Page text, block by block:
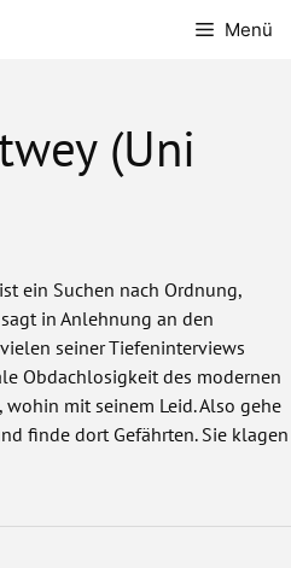
Menü
(Uni
ein Suchen nach Ordnung,
in Anlehnung an den
seiner Tiefeninterviews
Obdachlosigkeit des modernen
­wohin mit seinem Leid. Also gehe
finde dort Gefährten. Sie klagen